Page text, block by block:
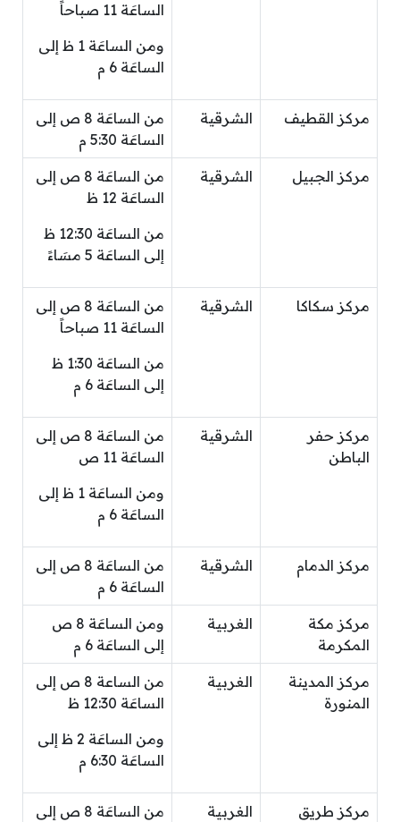
الساعَة 11 صباحاً
ومن الساعَة 1 ظ إلى
الساعَة 6 م
مركز القطيف الشرقية
من الساعَة 8 ص إلى
الساعَة 5:30 م
مركز الجبيل الشرقية
من الساعَة 8 ص إلى
الساعَة 12 ظ
من الساعَة 12:30 ظ
إلى الساعَة 5 مسَاءً
مركز سكاكا الشرقية
من الساعَة 8 ص إلى
الساعَة 11 صباحاً
من الساعَة 1:30 ظ
إلى الساعَة 6 م
مركز حفر
الباطن
الشرقية
من الساعَة 8 ص إلى
الساعَة 11 ص
ومن الساعَة 1 ظ إلى
الساعَة 6 م
مركز الدمام الشرقية
من الساعَة 8 ص إلى
الساعَة 6 م
مركز مكة
المكرمة
الغربية
ومن الساعَة 8 ص
إلى الساعَة 6 م
مركز المدينة
المنورة
الغربية من الساعة
8 ص إلى
الساعَة 12:30 ظ
ومن الساعَة 2 ظ إلى
الساعَة 6:30 م
مركز طريق
الغربية
من الساعَة 8 ص إلى